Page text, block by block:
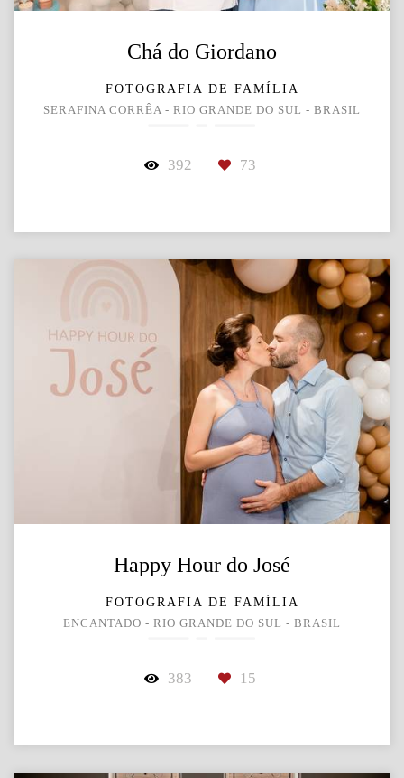
Chá do Giordano
FOTOGRAFIA DE FAMÍLIA
SERAFINA CORRÊA - RIO GRANDE DO SUL - BRASIL
392 73
Happy Hour do José
FOTOGRAFIA DE FAMÍLIA
ENCANTADO - RIO GRANDE DO SUL - BRASIL
383 15